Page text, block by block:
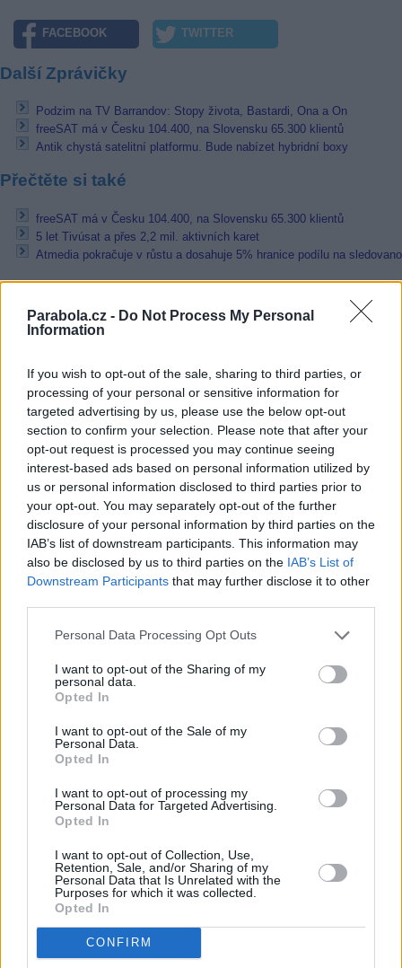
Parabola.cz - Do Not Process My Personal
Information
If you wish to opt-out of the sale, sharing to third parties, or
processing of your personal or sensitive information for
targeted advertising by us, please use the below opt-out
section to confirm your selection. Please note that after your
opt-out request is processed you may continue seeing
interest-based ads based on personal information utilized by
us or personal information disclosed to third parties prior to
your opt-out. You may separately opt-out of the further
disclosure of your personal information by third parties on the
IAB’s list of downstream participants. This information may
also be disclosed by us to third parties on the IAB’s List of
Downstream Participants that may further disclose it to other
Personal Data Processing Opt Outs
I want to opt-out of the Sharing of my
personal data.
Opted In
I want to opt-out of the Sale of my
Personal Data.
Opted In
I want to opt-out of processing my
Personal Data for Targeted Advertising.
Opted In
I want to opt-out of Collection, Use,
Retention, Sale, and/or Sharing of my
Personal Data that Is Unrelated with the
Purposes for which it was collected.
Opted In
CONFIRM
FACEBOOK TWITTER
Další Zprávičky
Podzim na TV Barrandov: Stopy života, Bastardi, Ona a On
freeSAT má v Česku 104.400, na Slovensku 65.300 klientů
Antik chystá satelitní platformu. Bude nabízet hybridní boxy
Přečtěte si také
freeSAT má v Česku 104.400, na Slovensku 65.300 klientů
5 let Tivúsat a přes 2,2 mil. aktivních karet
Atmedia pokračuje v růstu a dosahuje 5% hranice podílu na
Reklama
Pracovní nabídky
Kč • náborový bonus 50.000 Kč • příspěvek na ubytování (Jihlava,
Jihlava)
06.08.2026 - Bosch Powertrain s.r.o. • montážní dělník • mzda 44.700
týdenní zálohy na mzdu 2.000 Kč (Jihlava, okres Jihlava)
06.08.2026 -Bosch Powertrain s.r.o. Jihlava • práce ve skladu • mzda
48.400 Kč • náborový bonus 50.000 Kč • ubytování (Jihlava, okres
06.08.2026 -Bosch Powertrain s.r.o. Jihlava • střídač • mzda 48.400
příspěvek na ubytování (Jihlava, okres Jihlava)
06.08.2026 -Bosch Powertrain s.r.o. • seřizování strojů • mzda
náborový bonus 100.000 Kč • ubytování (Jihlava, okres Jihlava)
... další nabídky zaměstnání
Vybrané články
Prima sport - co nabídne v prvním
vysílacím týdnu
Parabola.cz- web o satelitní, terestrické a kabelové televizi, ©
Dovolená u moře•Bazény